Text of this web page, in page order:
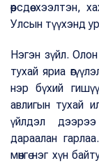
өөрсдөө хээлтэн,
Улсын түүхэнд
Нэгэн зүйл.
тухай яриа
нэр бүхий
авлигын тухай
үйлдэл
дараалан
мөнгө нэг хүн